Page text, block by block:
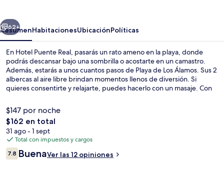
Siguiente
62+
ResumenHabitacionesUbicaciónPolíticas
En Hotel Puente Real, pasarás un rato ameno en la playa, donde
podrás descansar bajo una sombrilla o acostarte en un camastro.
Además, estarás a unos cuantos pasos de Playa de Los Álamos. Sus 2
albercas al aire libre brindan momentos llenos de diversión. Si
quieres consentirte y relajarte, puedes hacerlo con un masaje. Con
abierto para el desayuno, la comida y la cena. Destacan su club
nocturno, su club infantil gratis y su bar junto a la alberca.
$147 por noche
El
precio
total
es
de
$162 en total
31 ago - 1 sept
Total con impuestos y cargos
Opiniones
7.87.8 de 10,
BuenaVer las 12 opiniones